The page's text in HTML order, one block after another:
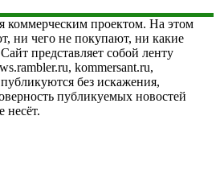
коммерческим проектом. На этом
ни чего не покупают, ни какие
представляет собой ленту
kommersant.ru,
без искажения,
публикуемых новостей
несёт.